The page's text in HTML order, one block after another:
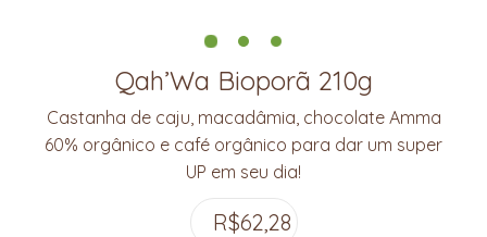
Qah’Wa Bioporã 210g
Castanha de caju, macadâmia, chocolate Amma
60% orgânico e café orgânico para dar um super
UP em seu dia!
R$62,28